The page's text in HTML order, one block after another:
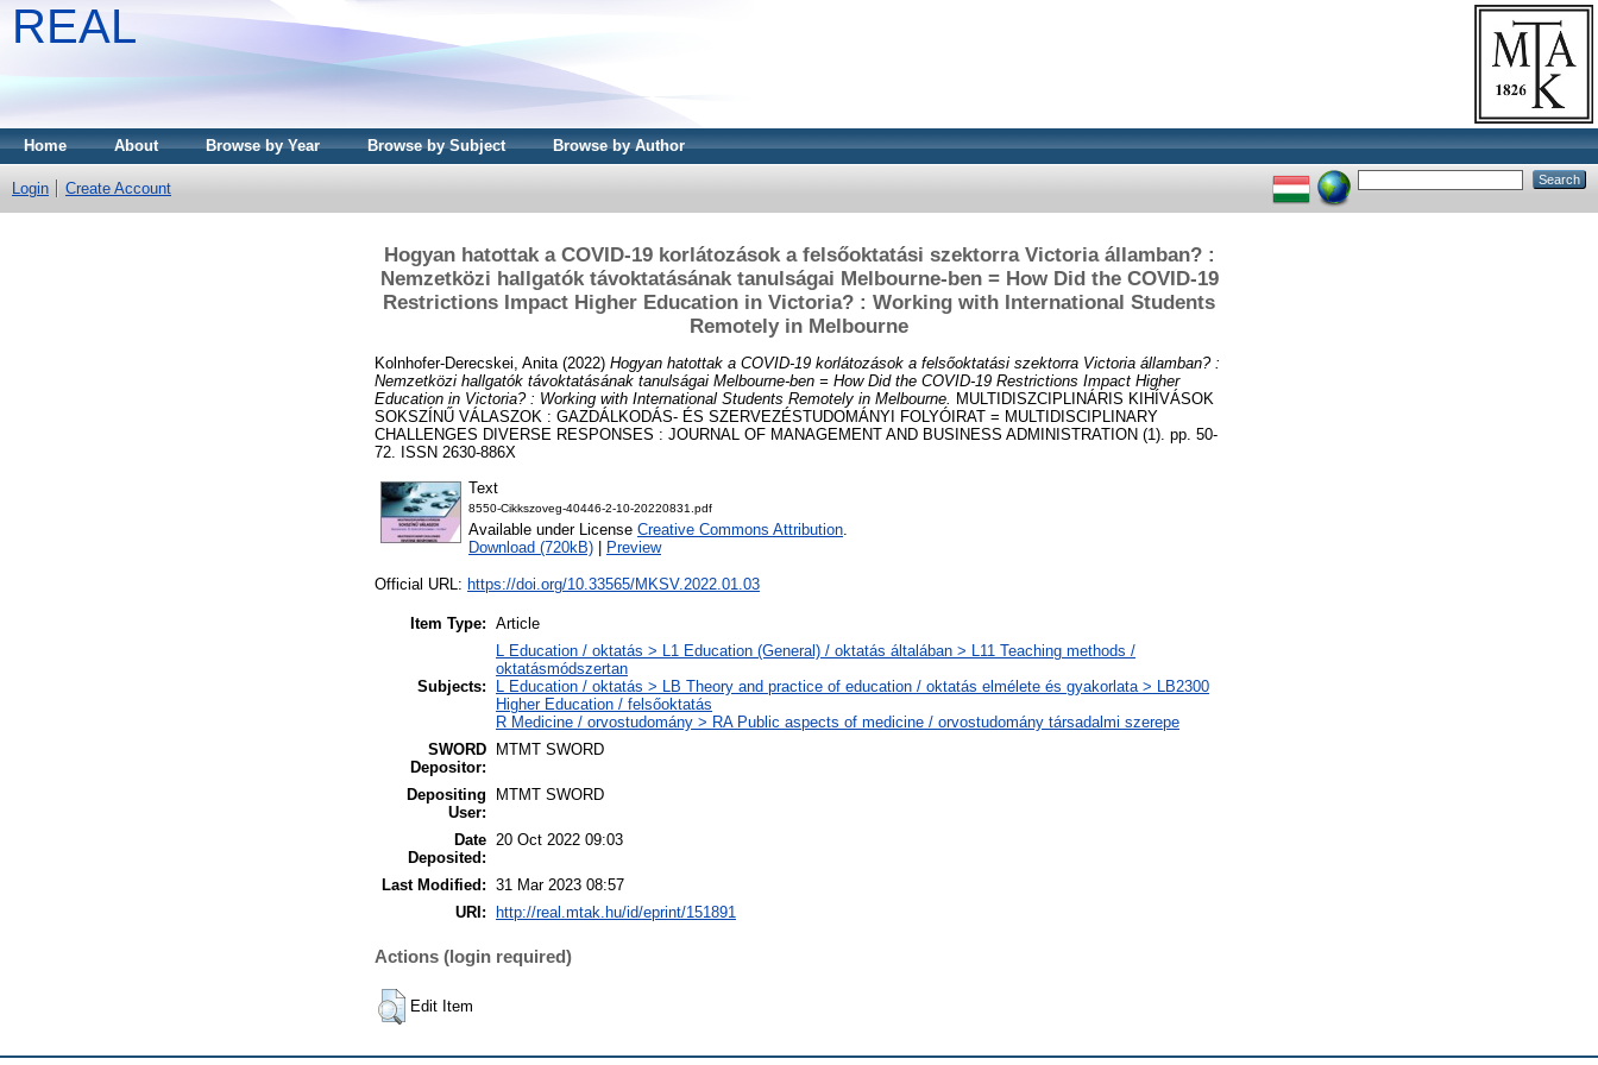
REAL
Home About Browse by Year Browse by Subject Browse by Author
Login Create Account
Hogyan hatottak a COVID-19 korlátozások a felsőoktatási szektorra Victoria államban? :
Nemzetközi hallgatók távoktatásának tanulságai Melbourne-ben = How Did the COVID-19
Restrictions Impact Higher Education in Victoria? : Working with International Students
Remotely in Melbourne
Kolnhofer-Derecskei, Anita (2022) Hogyan hatottak a COVID-19 korlátozások a felsőoktatási szektorra Victoria államban? :
Nemzetközi hallgatók távoktatásának tanulságai Melbourne-ben = How Did the COVID-19 Restrictions Impact Higher
Education in Victoria? : Working with International Students Remotely in Melbourne. MULTIDISZCIPLINÁRIS KIHÍVÁSOK
SOKSZÍNŰ VÁLASZOK : GAZDÁLKODÁS- ÉS SZERVEZÉSTUDOMÁNYI FOLYÓIRAT = MULTIDISCIPLINARY
CHALLENGES DIVERSE RESPONSES : JOURNAL OF MANAGEMENT AND BUSINESS ADMINISTRATION (1). pp. 50-
72. ISSN 2630-886X
Text
8550-Cikkszoveg-40446-2-10-20220831.pdf
Available under License Creative Commons Attribution.
Download (720kB)
Preview
Official URL: https://doi.org/10.33565/MKSV.2022.01.03
Item Type: Article
Subjects:
L Education / oktatás > L1 Education (General) / oktatás általában > L11 Teaching methods /
oktatásmódszertan
L Education / oktatás > LB Theory and practice of education / oktatás elmélete és gyakorlata > LB2300
Higher Education / felsőoktatás
R Medicine / orvostudomány > RA Public aspects of medicine / orvostudomány társadalmi szerepe
SWORD
Depositor:
MTMT SWORD
Depositing
User:
MTMT SWORD
Date
Deposited:
20 Oct 2022 09:03
Last Modified: 31 Mar 2023 08:57
URI:
http://real.mtak.hu/id/eprint/151891
Actions (login required)
Edit Item